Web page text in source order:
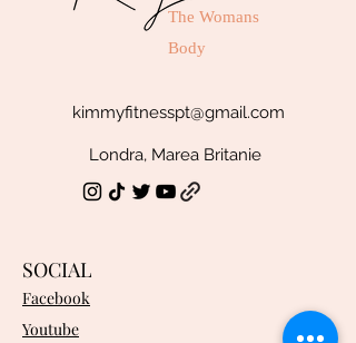
The Womans
Body
kimmyfitnesspt@gmail.com
Londra, Marea Britanie
SOCIAL
Facebook
Youtube